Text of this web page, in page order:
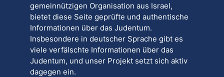
gemeinnützigen Organisation aus Israel,
bietet diese Seite geprüfte und authentische
Informationen über das Judentum.
Insbesondere in deutscher Sprache gibt es
viele verfälschte Informationen über das
Judentum, und unser Projekt setzt sich aktiv
dagegen ein.